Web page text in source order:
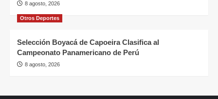
8 agosto, 2026
Otros Deportes
Selección Boyacá de Capoeira Clasifica al
Campeonato Panamericano de Perú
8 agosto, 2026